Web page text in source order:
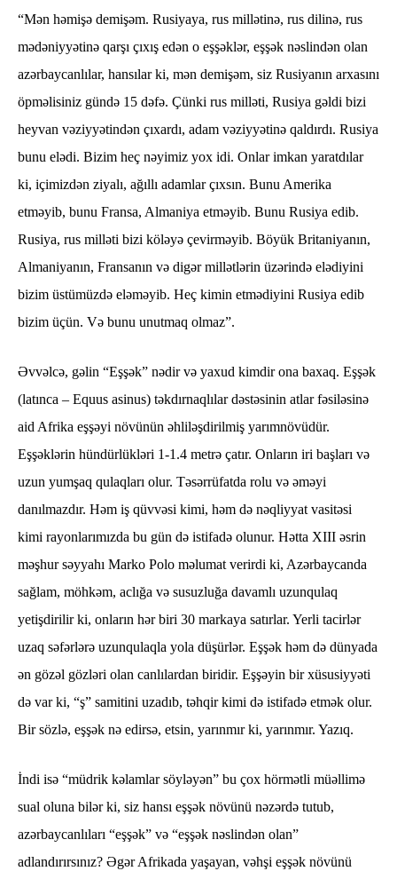
“Mən həmişə demişəm. Rusiyaya, rus millətinə, rus dilinə, rus
mədəniyyətinə qarşı çıxış edən o eşşəklər, eşşək nəslindən olan
azərbaycanlılar, hansılar ki, mən demişəm, siz Rusiyanın arxasını
öpməlisiniz gündə 15 dəfə. Çünki rus milləti, Rusiya gəldi bizi
heyvan vəziyyətindən çıxardı, adam vəziyyətinə qaldırdı. Rusiya
bunu elədi. Bizim heç nəyimiz yox idi. Onlar imkan yaratdılar
ki, içimizdən ziyalı, ağıllı adamlar çıxsın. Bunu Amerika
etməyib, bunu Fransa, Almaniya etməyib. Bunu Rusiya edib.
Rusiya, rus milləti bizi köləyə çevirməyib. Böyük Britaniyanın,
Almaniyanın, Fransanın və digər millətlərin üzərində elədiyini
bizim üstümüzdə eləməyib. Heç kimin etmədiyini Rusiya edib
bizim üçün. Və bunu unutmaq olmaz”.
Əvvəlcə, gəlin “Eşşək” nədir və yaxud kimdir ona baxaq. Eşşək
(latınca – Equus asinus) təkdırnaqlılar dəstəsinin atlar fəsiləsinə
aid Afrika eşşəyi növünün əhliləşdirilmiş yarımnövüdür.
Eşşəklərin hündürlükləri 1-1.4 metrə çatır. Onların iri başları və
uzun yumşaq qulaqları olur. Təsərrüfatda rolu və əməyi
danılmazdır. Həm iş qüvvəsi kimi, həm də nəqliyyat vasitəsi
kimi rayonlarımızda bu gün də istifadə olunur. Hətta XIII əsrin
məşhur səyyahı Marko Polo məlumat verirdi ki, Azərbaycanda
sağlam, möhkəm, aclığa və susuzluğa davamlı uzunqulaq
yetişdirilir ki, onların hər biri 30 markaya satırlar. Yerli tacirlər
uzaq səfərlərə uzunqulaqla yola düşürlər. Eşşək həm də dünyada
ən gözəl gözləri olan canlılardan biridir. Eşşəyin bir xüsusiyyəti
də var ki, “ş” samitini uzadıb, təhqir kimi də istifadə etmək olur.
Bir sözlə, eşşək nə edirsə, etsin, yarınmır ki, yarınmır. Yazıq.
İndi isə “müdrik kəlamlar söyləyən” bu çox hörmətli müəllimə
sual oluna bilər ki, siz hansı eşşək növünü nəzərdə tutub,
azərbaycanlıları “eşşək” və “eşşək nəslindən olan”
adlandırırsınız? Əgər Afrikada yaşayan, vəhşi eşşək növünü